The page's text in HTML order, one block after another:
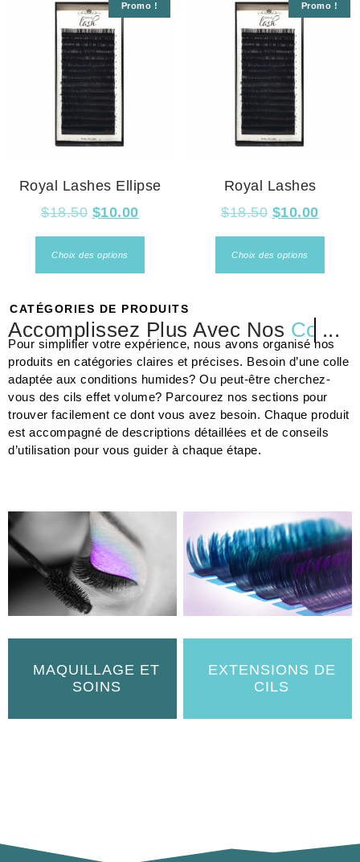
Promo !
Royal Lashes Ellipse
$18.50 $10.00
Choix des options
Promo !
Royal Lashes
$18.50 $10.00
Choix des options
CATÉGORIES DE PRODUITS
Accomplissez Plus Avec Nos
Colles ...
Pour simplifier votre expérience, nous avons organisé nos
produits en catégories claires et précises. Besoin d’une colle
adaptée aux conditions humides? Ou peut-être cherchez-
vous des cils effet volume? Parcourez nos sections pour
trouver facilement ce dont vous avez besoin. Chaque produit
est accompagné de descriptions détaillées et de conseils
MAQUILLAGE ET
EXTENSIONS DE